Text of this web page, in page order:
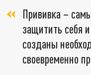
Прививка –
защитить себя
созданы
своевременно